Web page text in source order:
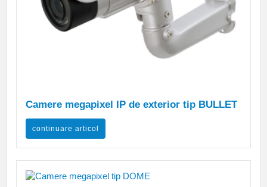
Camere megapixel IP de exterior tip BULLET
continuare articol